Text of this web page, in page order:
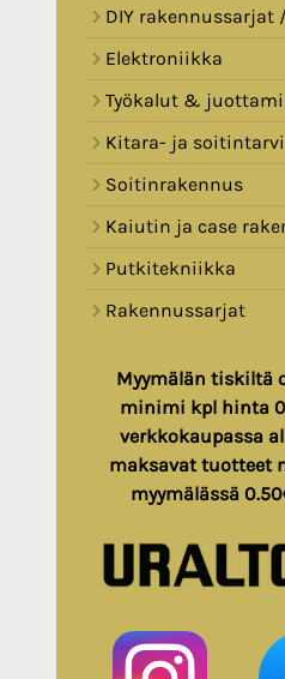
DIY rakennussarjat /
Elektroniikka
Työkalut &
Kitara- ja
Soitinrakennus
Kaiutin ja case
Putkitekniikka
Rakennussarjat
Myymälän tiskiltä
minimi kpl hinta
verkkokaupassa
maksavat tuotteet
myymälässä